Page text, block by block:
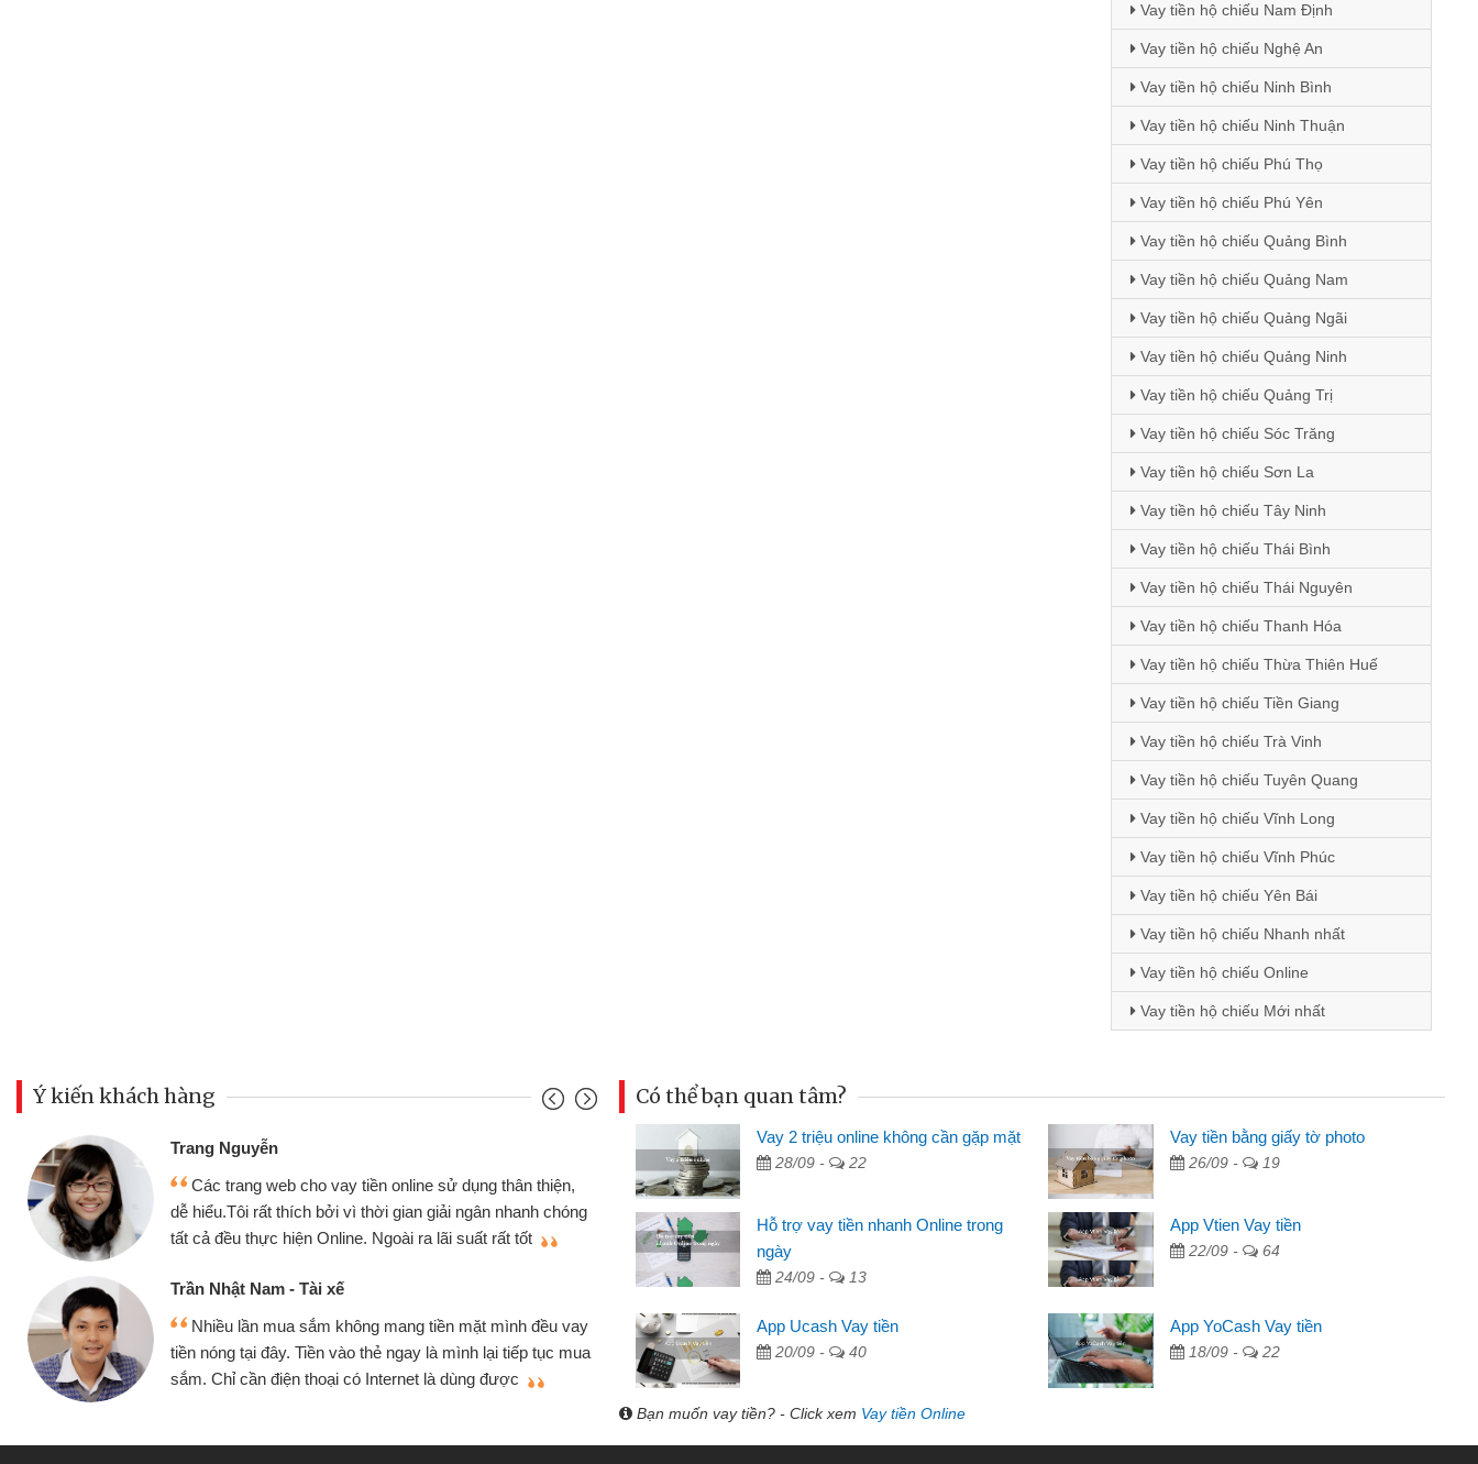
Vay tiền hộ chiếu Nam Định
Vay tiền hộ chiếu Nghệ An
Vay tiền hộ chiếu Ninh Bình
Vay tiền hộ chiếu Ninh Thuận
Vay tiền hộ chiếu Phú Thọ
Vay tiền hộ chiếu Phú Yên
Vay tiền hộ chiếu Quảng Bình
Vay tiền hộ chiếu Quảng Nam
Vay tiền hộ chiếu Quảng Ngãi
Vay tiền hộ chiếu Quảng Ninh
Vay tiền hộ chiếu Quảng Trị
Vay tiền hộ chiếu Sóc Trăng
Vay tiền hộ chiếu Sơn La
Vay tiền hộ chiếu Tây Ninh
Vay tiền hộ chiếu Thái Bình
Vay tiền hộ chiếu Thái Nguyên
Vay tiền hộ chiếu Thanh Hóa
Vay tiền hộ chiếu Thừa Thiên Huế
Vay tiền hộ chiếu Tiền Giang
Vay tiền hộ chiếu Trà Vinh
Vay tiền hộ chiếu Tuyên Quang
Vay tiền hộ chiếu Vĩnh Long
Vay tiền hộ chiếu Vĩnh Phúc
Vay tiền hộ chiếu Yên Bái
Vay tiền hộ chiếu Nhanh nhất
Vay tiền hộ chiếu Online
Vay tiền hộ chiếu Mới nhất
Ý kiến khách hàng
sử dụng thân thiện,
giải ngân nhanh chóng
lãi suất rất tốt
tiền mặt mình đều vay
là mình lại tiếp tục mua
là dùng được
Mình cần tiền gấp nên định cầm cố chiếc xe wave
nhưng thật may đã có gói vay tiền bằng CMND online
không cần gặp mặt nên rất tiện lợi, sẽ giới thiệu cho bạn
bè biết
Tôi kinh doanh buôn bán nhỏ lẻ nhiều lúc cần vốn nhập
hàng, nhờ biết đến website qua bạn bè giới thiệu tôi đã giải
quyết được công việc của mình nhanh chóng
Mai Lan - Sinh viên
Tôi biết đến thông qua quảng cáo trên facebook. Tôi là
sinh viên nên cần đóng tiền nhà, sinh nhật bạn bè, mà đọc
thấy thủ tục nhanh gọn nên tôi quyết định vay
Lâm Minh Chánh
Mất 2 tuần các ngân hàng không ai cho vay. Trong khi
cần có 2 triệu để giải quyết việc riêng, trong 1-2 ngày tôi trả
được thôi. Cảm ơn đã giúp tôi kịp thời và nhanh chóng
Có thể bạn quan tâm?
Vay 2 triệu online không cần gặp mặt
28/09 - 22
Vay tiền bằng giấy tờ photo
26/09 - 19
Hỗ trợ vay tiền nhanh Online trong
ngày
24/09 - 13
App Vtien Vay tiền
22/09 - 64
App Ucash Vay tiền
20/09 - 40
App YoCash Vay tiền
18/09 - 22
Bạn muốn vay tiền? - Click xem Vay tiền Online